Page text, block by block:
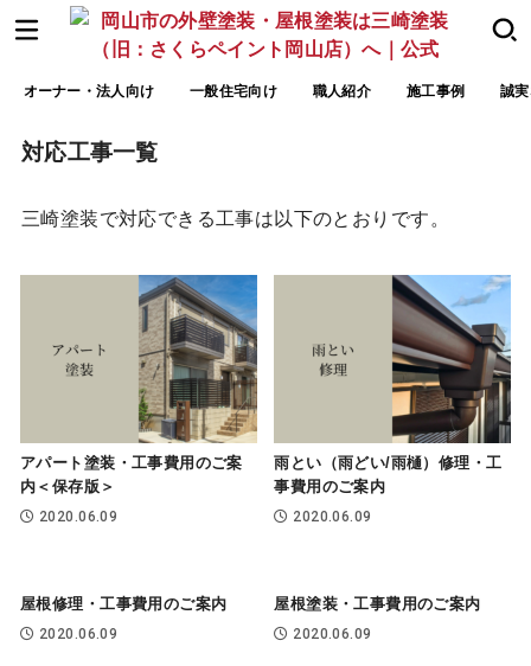
オーナー・法人向け 一般住宅向け 職人紹介 施工事例 誠
対応工事一覧
三崎塗装で対応できる工事は以下のとおりです。
アパート塗装・工事費用のご案
内＜保存版＞
2020.06.09
雨とい（雨どい/雨樋）修理・工
事費用のご案内
2020.06.09
屋根修理・工事費用のご案内
2020.06.09
屋根塗装・工事費用のご案内
2020.06.09